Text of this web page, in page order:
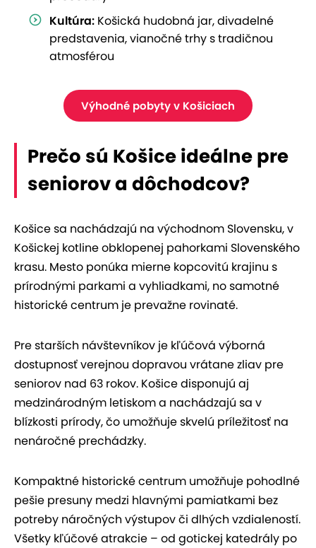
Kultúra: Košická hudobná jar, divadelné
predstavenia, vianočné trhy s tradičnou
atmosférou
Výhodné pobyty v Košiciach
Prečo sú Košice ideálne pre
seniorov a dôchodcov?
Košice sa nachádzajú na východnom Slovensku, v
Košickej kotline obklopenej pahorkami Slovenského
krasu. Mesto ponúka mierne kopcovitú krajinu s
prírodnými parkami a vyhliadkami, no samotné
historické centrum je prevažne rovinaté.
Pre starších návštevníkov je kľúčová výborná
dostupnosť verejnou dopravou vrátane zliav pre
seniorov nad 63 rokov. Košice disponujú aj
medzinárodným letiskom a nachádzajú sa v
blízkosti prírody, čo umožňuje skvelú príležitosť na
nenáročné prechádzky.
Kompaktné historické centrum umožňuje pohodlné
pešie presuny medzi hlavnými pamiatkami bez
potreby náročných výstupov či dlhých vzdialeností.
Všetky kľúčové atrakcie – od gotickej katedrály po